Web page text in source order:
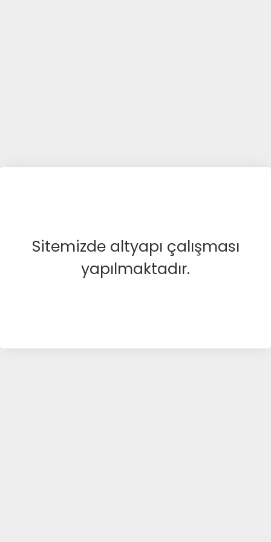
Sitemizde altyapı çalışması
yapılmaktadır.